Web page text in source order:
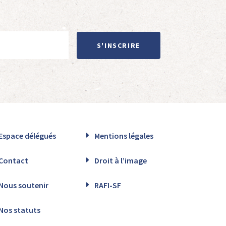
S'INSCRIRE
délégués Mentions légales
Droit à l’image
soutenir RAFI-SF
statuts